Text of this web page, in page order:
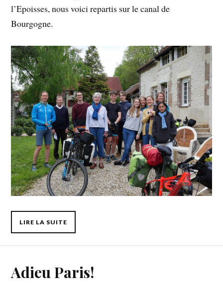
l’Epoisses, nous voici repartis sur le canal de
Bourgogne.
LIRE LA SUITE
Adieu Paris!